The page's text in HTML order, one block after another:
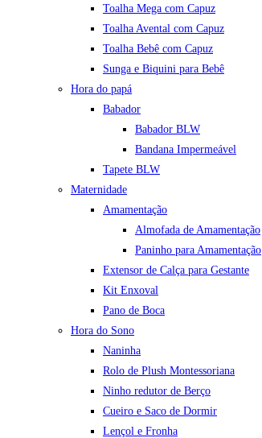
Toalha Mega com Capuz
Toalha Avental com Capuz
Toalha Bebê com Capuz
Sunga e Biquini para Bebê
Hora do papá
Babador
Babador BLW
Bandana Impermeável
Tapete BLW
Maternidade
Amamentação
Almofada de Amamentação
Paninho para Amamentação
Extensor de Calça para Gestante
Kit Enxoval
Pano de Boca
Hora do Sono
Naninha
Rolo de Plush Montessoriana
Ninho redutor de Berço
Cueiro e Saco de Dormir
Lençol e Fronha